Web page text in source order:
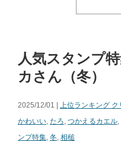
人気スタンプ
カさん（冬）
2025/12/01 | 上位ランキング
かわいい, たろ, つかえるカエル,
ンプ特集, 冬, 相槌